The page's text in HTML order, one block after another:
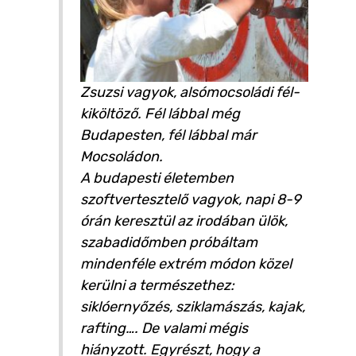
Zsuzsi vagyok, alsómocsoládi fél-
kiköltöző. Fél lábbal még
Budapesten, fél lábbal már
Mocsoládon.
A budapesti életemben
szoftvertesztelő vagyok, napi 8-9
órán keresztül az irodában ülök,
szabadidőmben próbáltam
mindenféle extrém módon közel
kerülni a természethez:
siklóernyőzés, sziklamászás, kajak,
rafting…. De valami mégis
hiányzott. Egyrészt, hogy a